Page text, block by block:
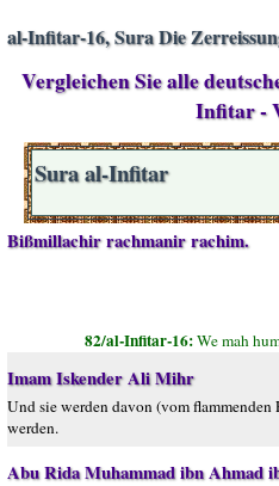
al-Infitar-16, Sura Die
Vergleichen Sie alle
Infitar -
Sura al-Infitar
Bißmillachir rachmanir rachim.
82/al-Infitar-16:We mah
Imam Iskender Ali Mihr
Und sie werden davon (vom flammenden
werden.
Abu Rida Muhammad ibn Ahmad